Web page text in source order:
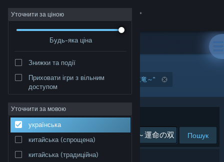
Увійти
Крамниця
Інформація
Підтримка
Змінити мову
Уточнити за ціною
Будь-яка ціна
Знижки та події
Приховати ігри з вільним
доступом
Уточнити за мовою
українська
китайська (спрощена)
китайська (традиційна)
"モンスターハンターストーリーズ3 ～運命の双竜～"
Упорядкувати за доречністю
Пошук
Результатів вашого пошуку: 0.